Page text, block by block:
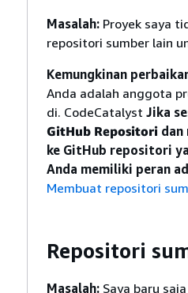
Masalah: Proyek saya
repositori sumber lain
Kemungkinan
Anda adalah anggota
di. CodeCatalyst Jika
GitHub Repositori dan
ke GitHub repositori
Anda memiliki peran
Membuat repositori
Repositori
Masalah: Saya baru